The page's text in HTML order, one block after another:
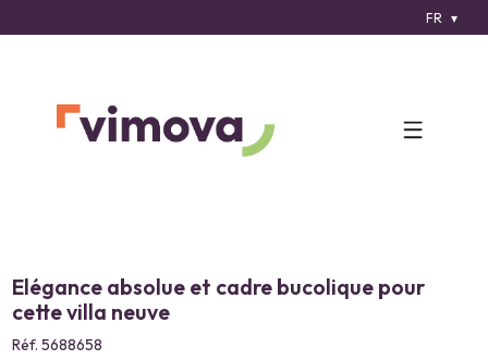
FR
Elégance absolue et cadre bucolique pour
cette villa neuve
Réf. 5688658